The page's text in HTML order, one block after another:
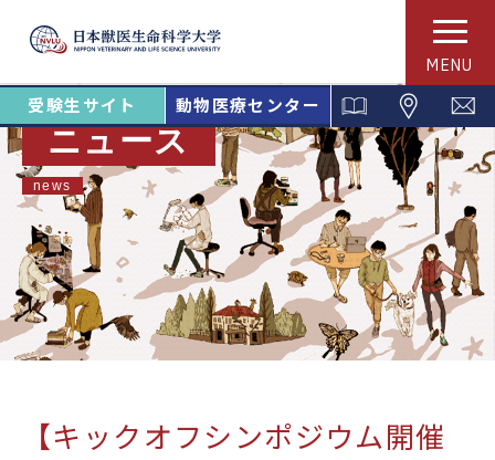
MENU
受験生サイト 動物医療センター
ニュース
news
【キックオフシンポジウム開催